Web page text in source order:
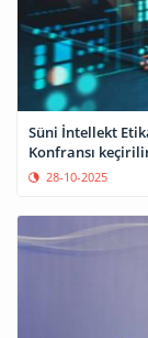
Süni İntellekt
Konfransı
28-10-2025